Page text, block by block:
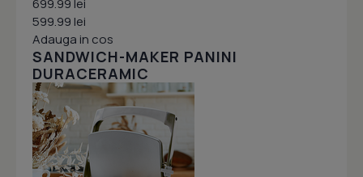
699.99 lei
599.99 lei
Adauga in cos
SANDWICH-MAKER PANINI
DURACERAMIC